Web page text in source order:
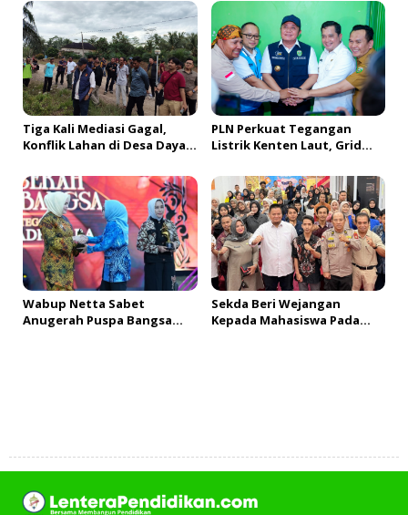
Banyuasin
Tiga Kali Mediasi Gagal,
Konflik Lahan di Desa Daya
Sorotan Aparat dan BPN
PLN Perkuat Tegangan
Listrik Kenten Laut, Grid
Dukung Aktivitas Warga
dan Ekonomi Lokal
Wabup Netta Sabet
Anugerah Puspa Bangsa
Sekda Beri Wejangan
Kepada Mahasiswa Pada